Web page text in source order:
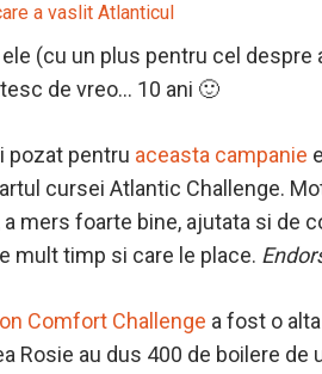
a vaslit Atlanticul
(cu un plus pentru cel
de vreo… 10 ani 🙂
pozat pentru aceasta campanie
cursei Atlantic Challenge.
mers foarte bine, ajutata si de
mult timp si care le place.
Comfort Challenge a fost o
Rosie au dus 400 de boilere